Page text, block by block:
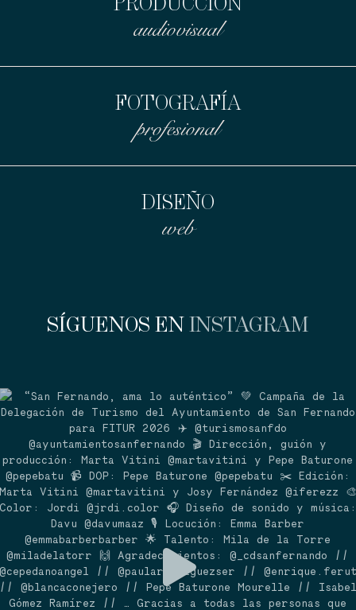
audiovisual
FOTOGRAFÍA
profesional
DISEÑO
web
SÍGUENOS ENINSTAGRAM